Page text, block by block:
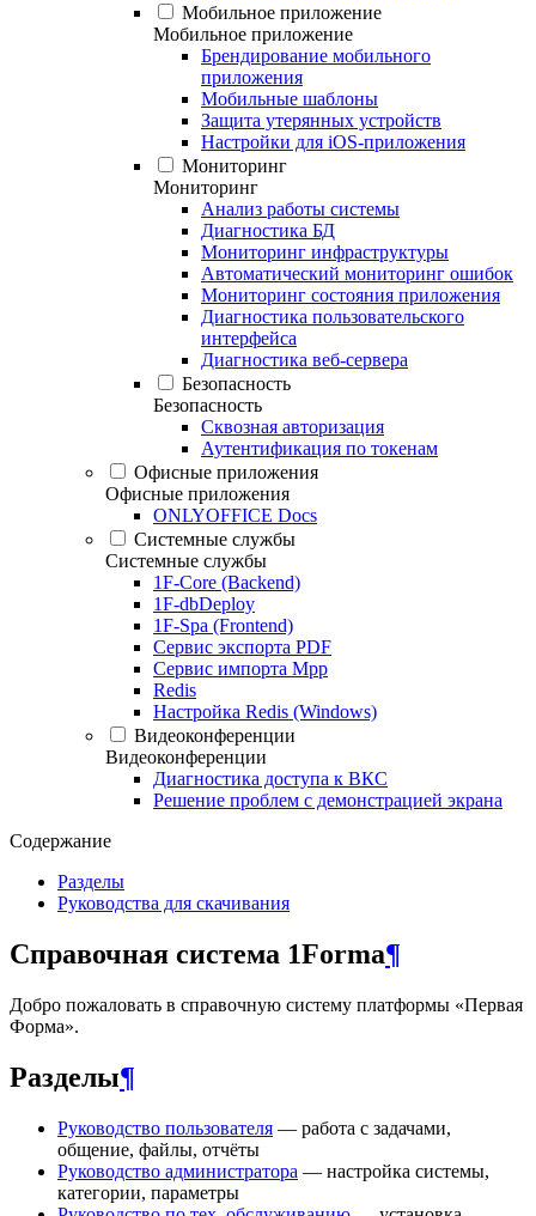
Мобильное приложение
Мобильное приложение
Брендирование мобильного
приложения
Мобильные шаблоны
Защита утерянных устройств
Настройки для iOS-приложения
Мониторинг
Мониторинг
Анализ работы системы
Диагностика БД
Мониторинг инфраструктуры
Автоматический мониторинг ошибок
Мониторинг состояния приложения
Диагностика пользовательского
интерфейса
Диагностика веб-сервера
Безопасность
Безопасность
Сквозная авторизация
Аутентификация по токенам
Офисные приложения
Офисные приложения
ONLYOFFICE Docs
Системные службы
Системные службы
1F-Core (Backend)
1F-dbDeploy
1F-Spa (Frontend)
Сервис экспорта PDF
Сервис импорта Mpp
Redis
Настройка Redis (Windows)
Видеоконференции
Видеоконференции
Диагностика доступа к ВКС
Решение проблем с демонстрацией экрана
Содержание
Разделы
Руководства для скачивания
Справочная система 1Forma¶
Добро пожаловать в справочную систему платформы «Первая
Форма».
Разделы¶
Руководство пользователя — работа с задачами,
общение, файлы, отчёты
Руководство администратора — настройка системы,
категории, параметры